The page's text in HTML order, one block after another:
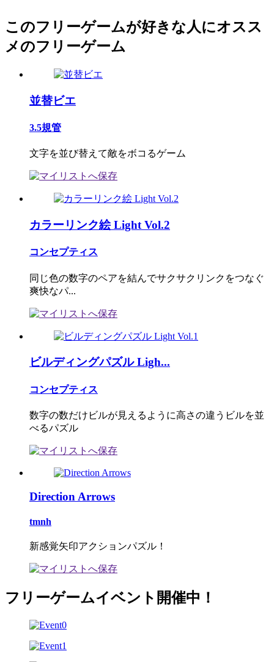
このフリーゲームが好きな人にオスス
メのフリーゲーム
並替ビエ
3.5規管
文字を並び替えて敵をボコるゲーム
カラーリンク絵 Light Vol.2
コンセプティス
同じ色の数字のペアを結んでサクサクリンクをつなぐ
爽快なパ...
ビルディングパズル Ligh...
コンセプティス
数字の数だけビルが見えるように高さの違うビルを並
べるパズル
Direction Arrows
tmnh
新感覚矢印アクションパズル！
フリーゲームイベント開催中！